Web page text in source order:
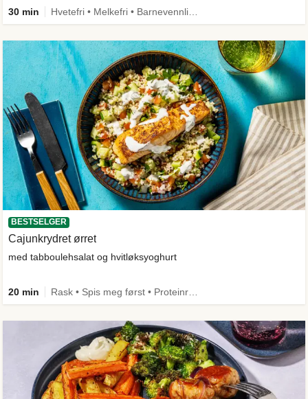
30 min
BESTSELGER
Cajunkrydret ørret
med tabboulehsalat og hvitløksyoghurt
20 min